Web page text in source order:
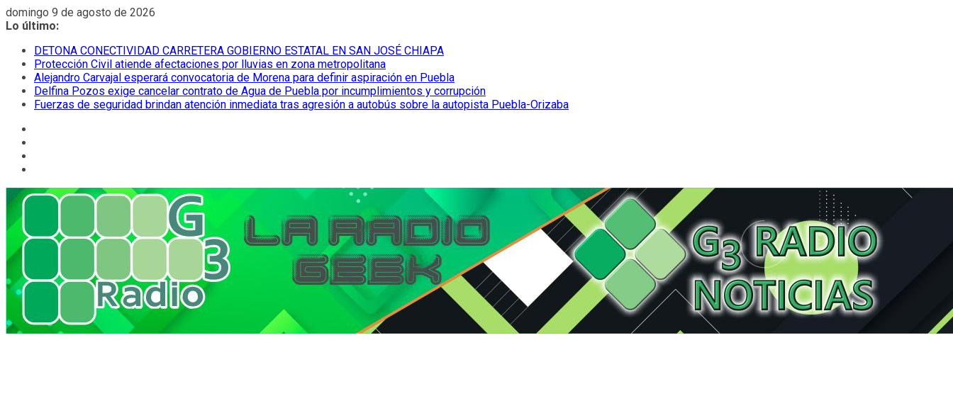
Saltar
al
domingo 9 de agosto de 2026
Lo último:
DETONA CONECTIVIDAD CARRETERA GOBIERNO ESTATAL EN SAN JOSÉ CHIAPA
Protección Civil atiende afectaciones por lluvias en zona metropolitana
Alejandro Carvajal esperará convocatoria de Morena para definir aspiración en Puebla
Delfina Pozos exige cancelar contrato de Agua de Puebla por incumplimientos y corrupción
Fuerzas de seguridad brindan atención inmediata tras agresión a autobús sobre la autopista Puebla-Orizaba